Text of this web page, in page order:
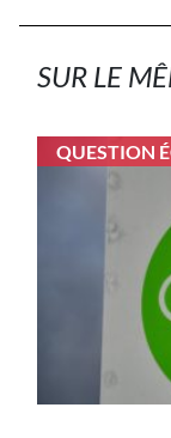
SUR LE
QUESTION